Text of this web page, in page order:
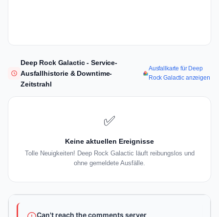
Deep Rock Galactic - Service-
Ausfallhistorie & Downtime-
Zeitstrahl
Ausfallkarte für Deep
Rock Galactic anzeigen
✅
Keine aktuellen Ereignisse
Tolle Neuigkeiten! Deep Rock Galactic läuft reibungslos und
ohne gemeldete Ausfälle.
Can't reach the comments server